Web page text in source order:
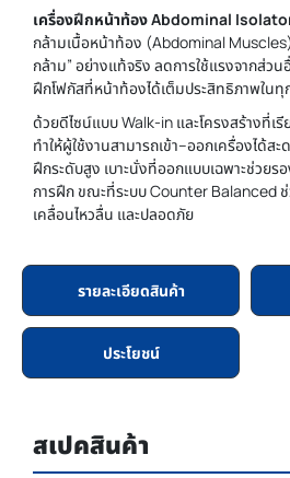
เครื่องฝึกหน้าท้อง Abdominal
กล้ามเนื้อหน้าท้อง (Abdominal
กล้าม” อย่างแท้จริง ลดการใช้แรงจากส่ว
ฝึกโฟกัสที่หน้าท้องได้เต็มประสิทธิภาพในทุ
ด้วยดีไซน์แบบ Walk-in และโครงสร้างที่เ
ทำให้ผู้ใช้งานสามารถเข้า–ออกเครื่องได้ส
ฝึกระดับสูง เบาะนั่งที่ออกแบบเฉพาะช่วยร
การฝึก ขณะที่ระบบ Counter Balanced
เคลื่อนไหวลื่น และปลอดภัย
รายละเอียดสินค้า
ประโยชน์
สเปคสินค้า